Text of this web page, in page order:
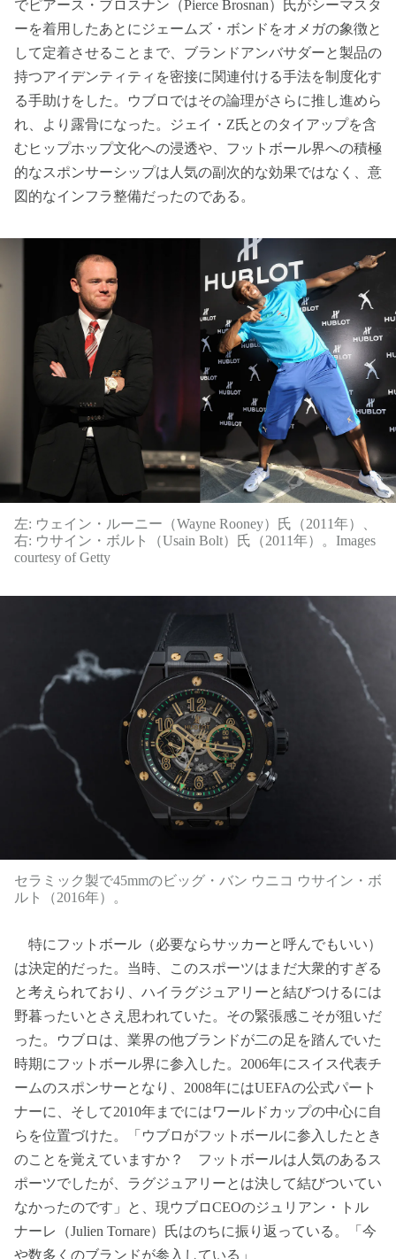
でピアース・ブロスナン（Pierce Brosnan）氏がシーマスタ
ーを着用したあとにジェームズ・ボンドをオメガの象徴と
して定着させることまで、ブランドアンバサダーと製品の
持つアイデンティティを密接に関連付ける手法を制度化す
る手助けをした。ウブロではその論理がさらに推し進めら
れ、より露骨になった。ジェイ・Z氏とのタイアップを含
むヒップホップ文化への浸透や、フットボール界への積極
的なスポンサーシップは人気の副次的な効果ではなく、意
図的なインフラ整備だったのである。
左: ウェイン・ルーニー（Wayne Rooney）氏（2011年）、
右: ウサイン・ボルト（Usain Bolt）氏（2011年）。Images
courtesy of Getty
セラミック製で45mmのビッグ・バン ウニコ ウサイン・ボ
ルト（2016年）。
特にフットボール（必要ならサッカーと呼んでもいい）
は決定的だった。当時、このスポーツはまだ大衆的すぎる
と考えられており、ハイラグジュアリーと結びつけるには
野暮ったいとさえ思われていた。その緊張感こそが狙いだ
った。ウブロは、業界の他ブランドが二の足を踏んでいた
時期にフットボール界に参入した。2006年にスイス代表チ
ームのスポンサーとなり、2008年にはUEFAの公式パート
ナーに、そして2010年までにはワールドカップの中心に自
らを位置づけた。「ウブロがフットボールに参入したとき
のことを覚えていますか？ フットボールは人気のあるス
ポーツでしたが、ラグジュアリーとは決して結びついてい
なかったのです」と、現ウブロCEOのジュリアン・トル
ナーレ（Julien Tornare）氏はのちに振り返っている。「今
や数多くのブランドが参入している」